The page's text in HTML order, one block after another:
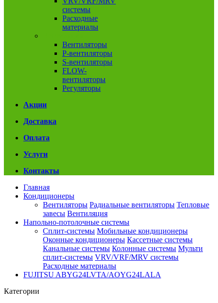
системы
Расходные
материалы
Вентиляторы
P-вентиляторы
S-вентиляторы
FLOW-
вентиляторы
Регуляторы
Акции
Доставка
Оплата
Услуги
Контакты
Главная
Кондиционеры
Вентиляторы Радиальные вентиляторы Тепловые
завесы Вентиляция
Напольно-потолочные системы
Сплит-системы Мобильные кондиционеры
Оконные кондиционеры Кассетные системы
Канальные системы Колонные системы Мульти
сплит-системы VRV/VRF/MRV системы
Расходные материалы
FUJITSU ABYG24LVTA/AOYG24LALA
Категории